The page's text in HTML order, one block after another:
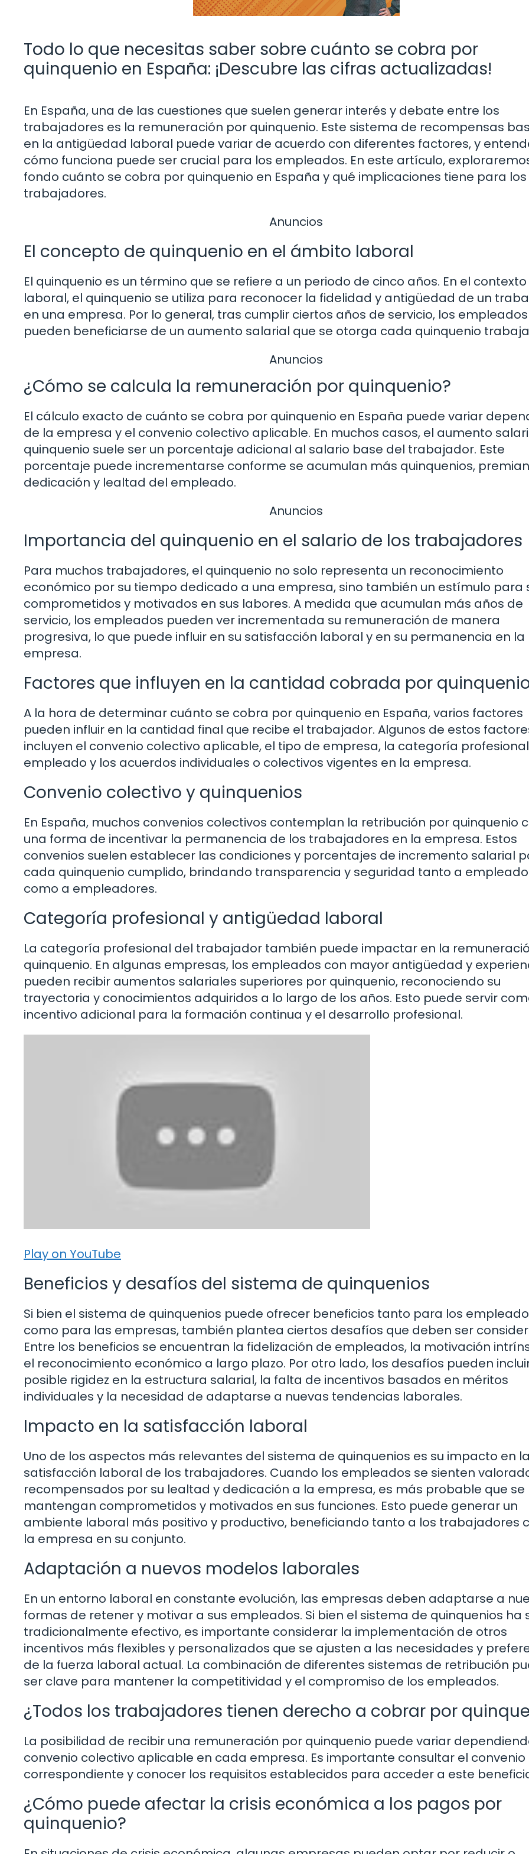
Todo lo que necesitas saber sobre cuánto se cobra por
quinquenio en España: ¡Descubre las cifras actualizadas!
En España, una de las cuestiones que suelen generar interés y debate entre los
trabajadores es la remuneración por quinquenio. Este sistema de recompensas
en la antigüedad laboral puede variar de acuerdo con diferentes factores, y
cómo funciona puede ser crucial para los empleados. En este artículo,
fondo cuánto se cobra por quinquenio en España y qué implicaciones tiene para los
trabajadores.
Anuncios
El concepto de quinquenio en el ámbito laboral
El quinquenio es un término que se refiere a un periodo de cinco años. En el contexto
laboral, el quinquenio se utiliza para reconocer la fidelidad y antigüedad de un
en una empresa. Por lo general, tras cumplir ciertos años de servicio, los empleados
pueden beneficiarse de un aumento salarial que se otorga cada quinquenio
Anuncios
¿Cómo se calcula la remuneración por quinquenio?
El cálculo exacto de cuánto se cobra por quinquenio en España puede variar
de la empresa y el convenio colectivo aplicable. En muchos casos, el aumento
quinquenio suele ser un porcentaje adicional al salario base del trabajador. Este
porcentaje puede incrementarse conforme se acumulan más quinquenios,
dedicación y lealtad del empleado.
Anuncios
Importancia del quinquenio en el salario de los trabajadores
Para muchos trabajadores, el quinquenio no solo representa un reconocimiento
económico por su tiempo dedicado a una empresa, sino también un estímulo para
comprometidos y motivados en sus labores. A medida que acumulan más años de
servicio, los empleados pueden ver incrementada su remuneración de manera
progresiva, lo que puede influir en su satisfacción laboral y en su permanencia en la
empresa.
Factores que influyen en la cantidad cobrada por
A la hora de determinar cuánto se cobra por quinquenio en España, varios factores
pueden influir en la cantidad final que recibe el trabajador. Algunos de estos
incluyen el convenio colectivo aplicable, el tipo de empresa, la categoría
empleado y los acuerdos individuales o colectivos vigentes en la empresa.
Convenio colectivo y quinquenios
En España, muchos convenios colectivos contemplan la retribución por quinquenio
una forma de incentivar la permanencia de los trabajadores en la empresa. Estos
convenios suelen establecer las condiciones y porcentajes de incremento salarial
cada quinquenio cumplido, brindando transparencia y seguridad tanto a
como a empleadores.
Categoría profesional y antigüedad laboral
La categoría profesional del trabajador también puede impactar en la
quinquenio. En algunas empresas, los empleados con mayor antigüedad y
pueden recibir aumentos salariales superiores por quinquenio, reconociendo su
trayectoria y conocimientos adquiridos a lo largo de los años. Esto puede servir
incentivo adicional para la formación continua y el desarrollo profesional.
Play on YouTube
Beneficios y desafíos del sistema de quinquenios
Si bien el sistema de quinquenios puede ofrecer beneficios tanto para los
como para las empresas, también plantea ciertos desafíos que deben ser
Entre los beneficios se encuentran la fidelización de empleados, la motivación
el reconocimiento económico a largo plazo. Por otro lado, los desafíos pueden
posible rigidez en la estructura salarial, la falta de incentivos basados en méritos
individuales y la necesidad de adaptarse a nuevas tendencias laborales.
Impacto en la satisfacción laboral
Uno de los aspectos más relevantes del sistema de quinquenios es su impacto en
satisfacción laboral de los trabajadores. Cuando los empleados se sienten
recompensados por su lealtad y dedicación a la empresa, es más probable que se
mantengan comprometidos y motivados en sus funciones. Esto puede generar un
ambiente laboral más positivo y productivo, beneficiando tanto a los trabajadores
la empresa en su conjunto.
Adaptación a nuevos modelos laborales
En un entorno laboral en constante evolución, las empresas deben adaptarse a
formas de retener y motivar a sus empleados. Si bien el sistema de quinquenios ha
tradicionalmente efectivo, es importante considerar la implementación de otros
incentivos más flexibles y personalizados que se ajusten a las necesidades y
de la fuerza laboral actual. La combinación de diferentes sistemas de retribución
ser clave para mantener la competitividad y el compromiso de los empleados.
¿Todos los trabajadores tienen derecho a cobrar por
La posibilidad de recibir una remuneración por quinquenio puede variar
convenio colectivo aplicable en cada empresa. Es importante consultar el convenio
correspondiente y conocer los requisitos establecidos para acceder a este
¿Cómo puede afectar la crisis económica a los pagos por
quinquenio?